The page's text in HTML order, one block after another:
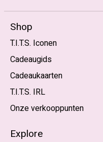
Shop
T.I.T.S. Iconen
Cadeaugids
Cadeaukaarten
T.I.T.S. IRL
Onze verkooppunten
Explore